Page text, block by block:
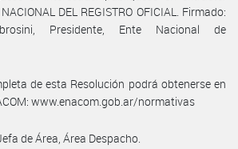
DEL REGISTRO OFICIAL. Firmado:
Presidente, Ente Nacional de
de esta Resolución podrá obtenerse en
www.enacom.gob.ar/normativas
de Área, Área Despacho.